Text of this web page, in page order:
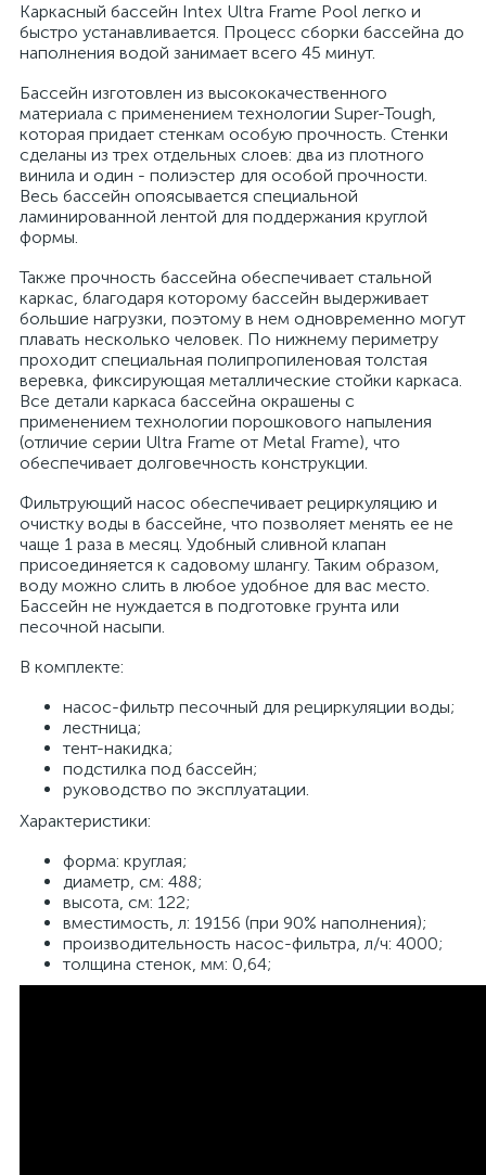
Каркасный бассейн Intex Ultra Frame Pool легко и
быстро устанавливается. Процесс сборки бассейна до
наполнения водой занимает всего 45 минут.
Бассейн изготовлен из высококачественного
материала с применением технологии Super-Tough,
которая придает стенкам особую прочность. Стенки
сделаны из трех отдельных слоев: два из плотного
винила и один - полиэстер для особой прочности.
Весь бассейн опоясывается специальной
ламинированной лентой для поддержания круглой
формы.
Также прочность бассейна обеспечивает стальной
каркас, благодаря которому бассейн выдерживает
большие нагрузки, поэтому в нем одновременно могут
плавать несколько человек. По нижнему периметру
проходит специальная полипропиленовая толстая
веревка, фиксирующая металлические стойки каркаса.
Все детали каркаса бассейна окрашены с
применением технологии порошкового напыления
(отличие серии Ultra Frame от Metal Frame), что
обеспечивает долговечность конструкции.
Фильтрующий насос обеспечивает рециркуляцию и
очистку воды в бассейне, что позволяет менять ее не
чаще 1 раза в месяц. Удобный сливной клапан
присоединяется к садовому шлангу. Таким образом,
воду можно слить в любое удобное для вас место.
Бассейн не нуждается в подготовке грунта или
песочной насыпи.
В комплекте:
насос-фильтр песочный для рециркуляции воды;
лестница;
тент-накидка;
подстилка под бассейн;
руководство по эксплуатации.
Характеристики:
форма: круглая;
диаметр, см: 488;
высота, см: 122;
вместимость, л: 19156 (при 90% наполнения);
производительность насос-фильтра, л/ч: 4000;
толщина стенок, мм: 0,64;